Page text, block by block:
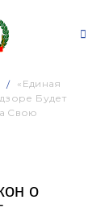
«Единая
Будет
Свою
о